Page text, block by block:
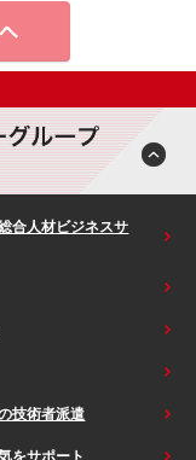
合人材ビジネスサ
技術者派遣
をサポート